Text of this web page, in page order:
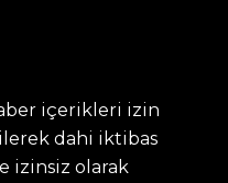
içerikleri izin
dahi iktibas
izinsiz olarak